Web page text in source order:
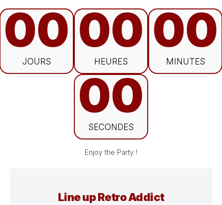
00
JOURS
00
HEURES
00
MINUTES
00
SECONDES
Enjoy the Party !
Line up Retro Addict